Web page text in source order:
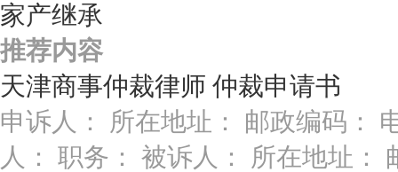
家产继承
推荐内容
天津商事仲裁律师 仲裁申请书
申诉人： 所在地址： 邮政编码：
人： 职务： 被诉人： 所在地址：